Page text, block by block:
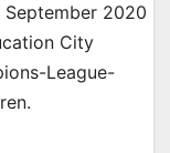
2020
City
League-